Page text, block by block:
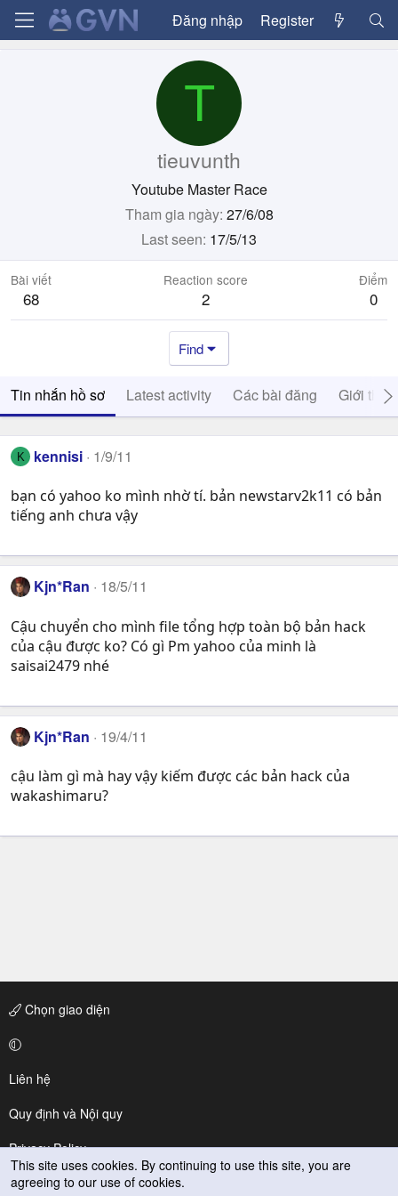
Đăng nhập Register
T
tieuvunth
Youtube Master Race
Tham gia ngày 27/6/08
Last seen 17/5/13
Bài viết
68
Reaction score
2
Điểm
0
Find
Tin nhắn hồ sơ Latest activity Các bài đăng Giới thiệu
K kennisi 1/9/11
bạn có yahoo ko mình nhờ tí. bản newstarv2k11 có bản
tiếng anh chưa vậy
Kjn*Ran 18/5/11
Cậu chuyển cho mình file tổng hợp toàn bộ bản hack
của cậu được ko? Có gì Pm yahoo của minh là
saisai2479 nhé
Kjn*Ran 19/4/11
cậu làm gì mà hay vậy kiếm được các bản hack của
wakashimaru?
Chọn giao diện
Liên hệ
Quy định và Nội quy
Privacy Policy
Trợ giúp
This site uses cookies. By continuing to use this site, you are
agreeing to our use of cookies.